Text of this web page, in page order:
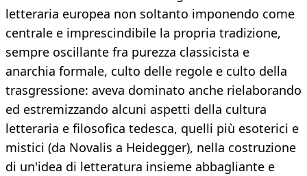
letteraria europea non soltanto imponendo come
centrale e imprescindibile la propria tradizione,
sempre oscillante fra purezza classicista e
anarchia formale, culto delle regole e culto della
trasgressione: aveva dominato anche rielaborando
ed estremizzando alcuni aspetti della cultura
letteraria e filosofica tedesca, quelli più esoterici e
mistici (da Novalis a Heidegger), nella costruzione
di un'idea di letteratura insieme abbagliante e